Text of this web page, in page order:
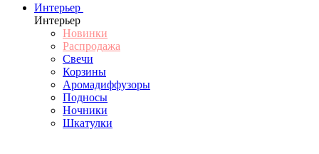
Интерьер
Интерьер
Новинки
Распродажа
Свечи
Корзины
Аромадиффузоры
Подносы
Ночники
Шкатулки